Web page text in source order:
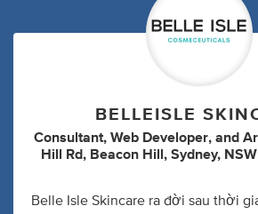
BELLEISLE
Consultant, Web Developer, and
Hill Rd, Beacon Hill, Sydney,
Belle Isle Skincare ra đời sau thời